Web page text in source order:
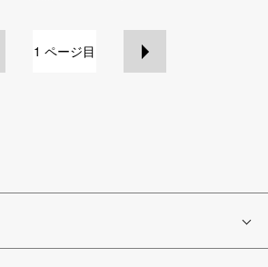
1 ページ目